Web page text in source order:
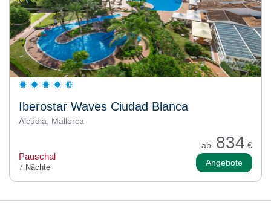
Iberostar Waves Ciudad Blanca
Alcúdia, Mallorca
ab 834 €
Pauschal
7 Nächte Angebote